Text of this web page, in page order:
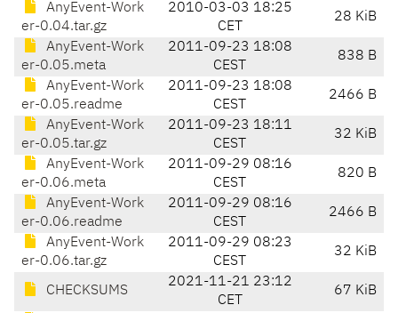
AnyEvent-Work
er-0.04.tar.gz
2010-03-03 18:25
CET
28 KiB
AnyEvent-Work
er-0.05.meta
2011-09-23 18:08
CEST
838 B
AnyEvent-Work
er-0.05.readme
2011-09-23 18:08
CEST
2466 B
AnyEvent-Work
er-0.05.tar.gz
2011-09-23 18:11
CEST
32 KiB
AnyEvent-Work
er-0.06.meta
2011-09-29 08:16
CEST
820 B
AnyEvent-Work
er-0.06.readme
2011-09-29 08:16
CEST
2466 B
AnyEvent-Work
er-0.06.tar.gz
2011-09-29 08:23
CEST
32 KiB
CHECKSUMS
2021-11-21 23:12
CET
67 KiB